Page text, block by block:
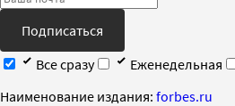
Подписаться
Все сразу
Еженедельная
Наименование издания: forbes.ru